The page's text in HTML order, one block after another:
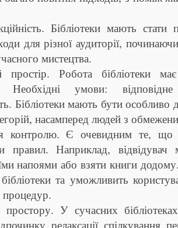
Бібліотеки мають
для різної аудиторії,
мистецтва.
простір. Робота бібліотеки
Необхідні умови:
Бібліотеки мають бути особливо
насамперед людей з
контролю. Є очевидним те, що
правил. Наприклад,
напоями або взяти книги
бібліотеки та уможливить
процедур.
У сучасних
релаксації, спілкування,